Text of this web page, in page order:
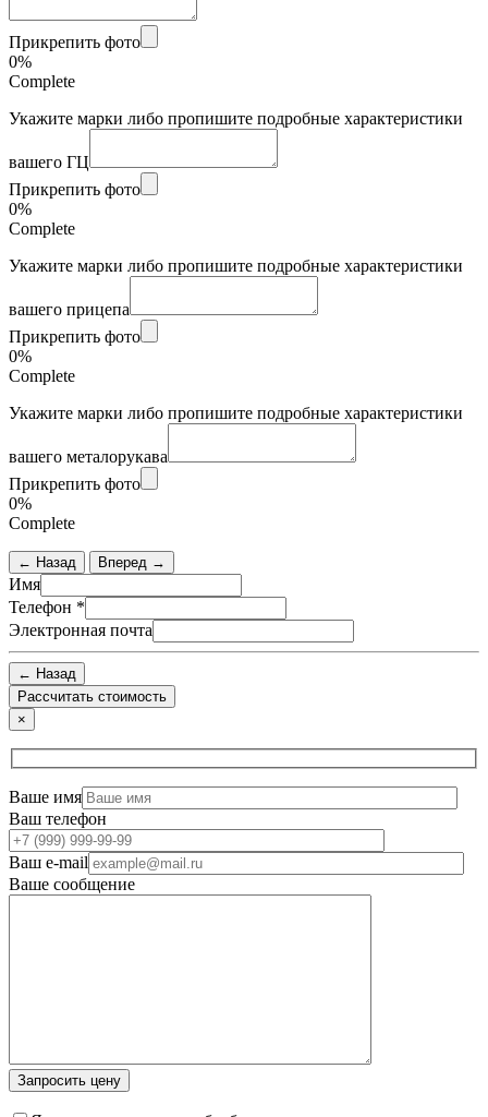
Прикрепить фото
0%
Complete
Укажите марки либо пропишите подробные характеристики
вашего ГЦ
Прикрепить фото
0%
Complete
Укажите марки либо пропишите подробные характеристики
вашего прицепа
Прикрепить фото
0%
Complete
Укажите марки либо пропишите подробные характеристики
вашего металорукава
Прикрепить фото
0%
Complete
← Назад Вперед →
Имя
Телефон *
Электронная почта
← Назад
×
Ваше имя
Ваш телефон
Ваш e-mail
Ваше сообщение